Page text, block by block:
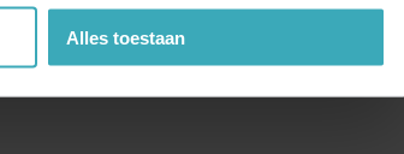
Alles toestaan